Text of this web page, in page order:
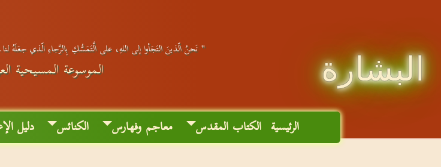
البشارة
" نَحنُ الّذينَ التَجَأوا إلى اللهِ، على الَّتَمَسُّكِ بِالرَّجاءِ الّذي جعَلَهُ
الموسوعة المسيحية
الرئيسية الكتاب المقدس معاجم وفهارس الكنائس دليل